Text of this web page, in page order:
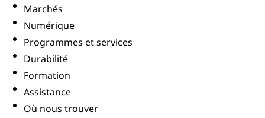
Marchés
Numérique
Programmes et services
Durabilité
Formation
Assistance
Où nous trouver